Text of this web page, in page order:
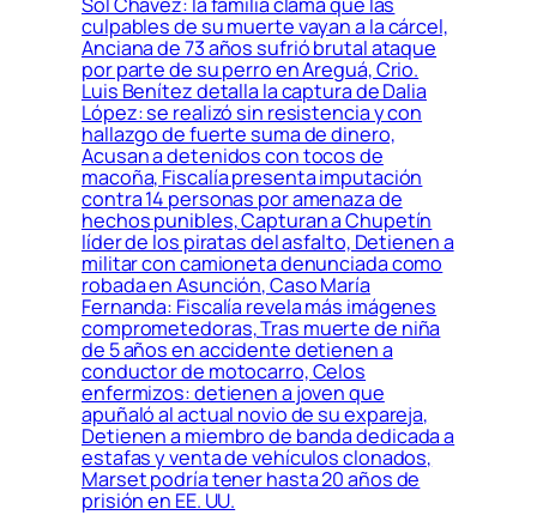
culpables de su muerte vayan a la cárcel,
Anciana de 73 años sufrió brutal ataque
por parte de su perro en Areguá, Crio.
Luis Benítez detalla la captura de Dalia
López: se realizó sin resistencia y con
hallazgo de fuerte suma de dinero,
Acusan a detenidos con tocos de
macoña, Fiscalía presenta imputación
contra 14 personas por amenaza de
hechos punibles, Capturan a Chupetín
líder de los piratas del asfalto, Detienen a
militar con camioneta denunciada como
robada en Asunción, Caso María
Fernanda: Fiscalía revela más imágenes
comprometedoras, Tras muerte de niña
de 5 años en accidente detienen a
conductor de motocarro, Celos
enfermizos: detienen a joven que
apuñaló al actual novio de su expareja,
Detienen a miembro de banda dedicada a
estafas y venta de vehículos clonados,
Marset podría tener hasta 20 años de
prisión en EE. UU.